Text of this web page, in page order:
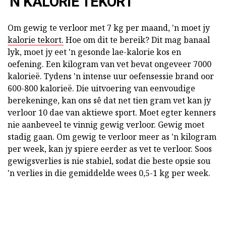
Om gewig te verloor met 7 kg per maand, 'n moet jy
kalorie tekort. Hoe om dit te bereik? Dit mag banaal
lyk, moet jy eet 'n gesonde lae-kalorie kos en
oefening. Een kilogram van vet bevat ongeveer 7000
kalorieë. Tydens 'n intense uur oefensessie brand oor
600-800 kalorieë. Die uitvoering van eenvoudige
berekeninge, kan ons sê dat net tien gram vet kan jy
verloor 10 dae van aktiewe sport. Moet egter kenners
nie aanbeveel te vinnig gewig verloor. Gewig moet
stadig gaan. Om gewig te verloor meer as 'n kilogram
per week, kan jy spiere eerder as vet te verloor. Soos
gewigsverlies is nie stabiel, sodat die beste opsie sou
'n verlies in die gemiddelde wees 0,5-1 kg per week.